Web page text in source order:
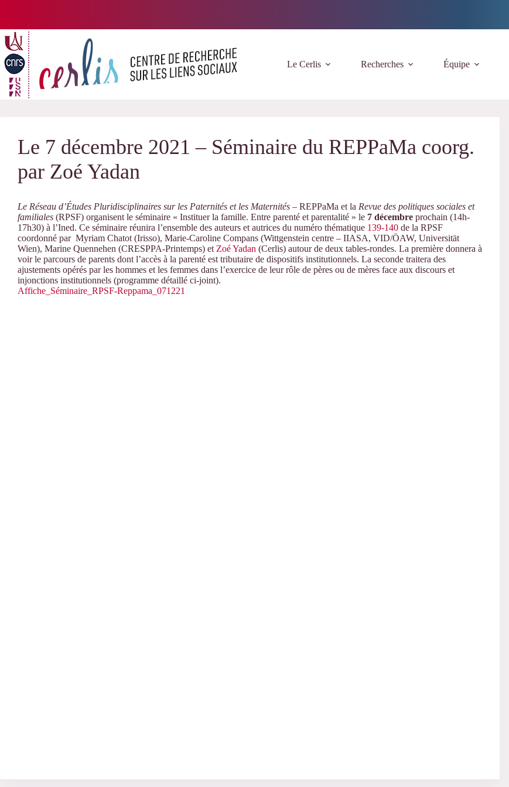
Le Cerlis Recherches Équipe
Le 7 décembre 2021 – Séminaire du REPPaMa coorg.
par Zoé Yadan
Le Réseau d’Études Pluridisciplinaires sur les Paternités et les Maternités – REPPaMa et la Revue des politiques sociales et
familiales (RPSF) organisent le séminaire « Instituer la famille. Entre parenté et parentalité » le 7 décembre prochain (14h-
17h30) à l’Ined. Ce séminaire réunira l’ensemble des auteurs et autrices du numéro thématique 139-140 de la RPSF
coordonné par Myriam Chatot (Irisso), Marie-Caroline Compans (Wittgenstein centre – IIASA, VID/ÖAW, Universität
Wien), Marine Quennehen (CRESPPA-Printemps) et Zoé Yadan (Cerlis) autour de deux tables-rondes. La première donnera à
voir le parcours de parents dont l’accès à la parenté est tributaire de dispositifs institutionnels. La seconde traitera des
ajustements opérés par les hommes et les femmes dans l’exercice de leur rôle de pères ou de mères face aux discours et
injonctions institutionnels (programme détaillé ci-joint).
Affiche_Séminaire_RPSF-Reppama_071221